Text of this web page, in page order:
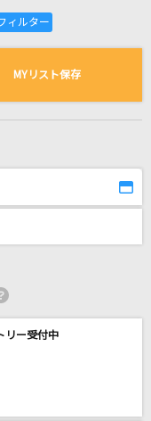
曲の一覧
MYリスト保存
リー受付中